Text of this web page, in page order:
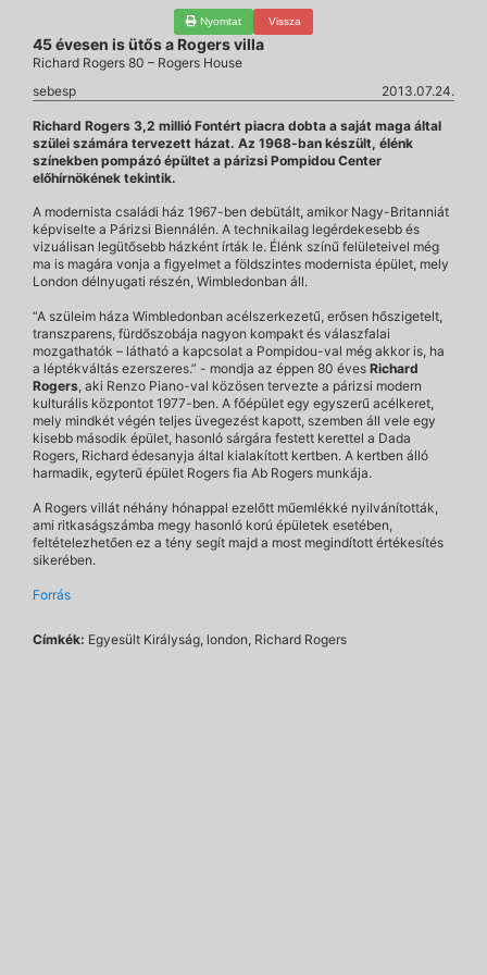
Nyomtat Vissza
45 évesen is ütős a Rogers villa
Richard Rogers 80 – Rogers House
sebesp
2013.07.24.
Richard Rogers 3,2 millió Fontért piacra dobta a saját maga által
szülei számára tervezett házat. Az 1968-ban készült, élénk
színekben pompázó épültet a párizsi Pompidou Center
előhírnökének tekintik.
A modernista családi ház 1967-ben debütált, amikor Nagy-Britanniát
képviselte a Párizsi Biennálén. A technikailag legérdekesebb és
vizuálisan legütősebb házként írták le. Élénk színű felületeivel még
ma is magára vonja a figyelmet a földszintes modernista épület, mely
London délnyugati részén, Wimbledonban áll.
“A szüleim háza Wimbledonban acélszerkezetű, erősen hőszigetelt,
transzparens, fürdőszobája nagyon kompakt és válaszfalai
mozgathatók – látható a kapcsolat a Pompidou-val még akkor is, ha
a léptékváltás ezerszeres.” - mondja az éppen 80 éves Richard
Rogers, aki Renzo Piano-val közösen tervezte a párizsi modern
kulturális központot 1977-ben. A főépület egy egyszerű acélkeret,
mely mindkét végén teljes üvegezést kapott, szemben áll vele egy
kisebb második épület, hasonló sárgára festett kerettel a Dada
Rogers, Richard édesanyja által kialakított kertben. A kertben álló
harmadik, egyterű épület Rogers fia Ab Rogers munkája.
A Rogers villát néhány hónappal ezelőtt műemlékké nyilvánították,
ami ritkaságszámba megy hasonló korú épületek esetében,
feltételezhetően ez a tény segít majd a most megindított értékesítés
sikerében.
Forrás
Címkék: Egyesült Királyság, london, Richard Rogers